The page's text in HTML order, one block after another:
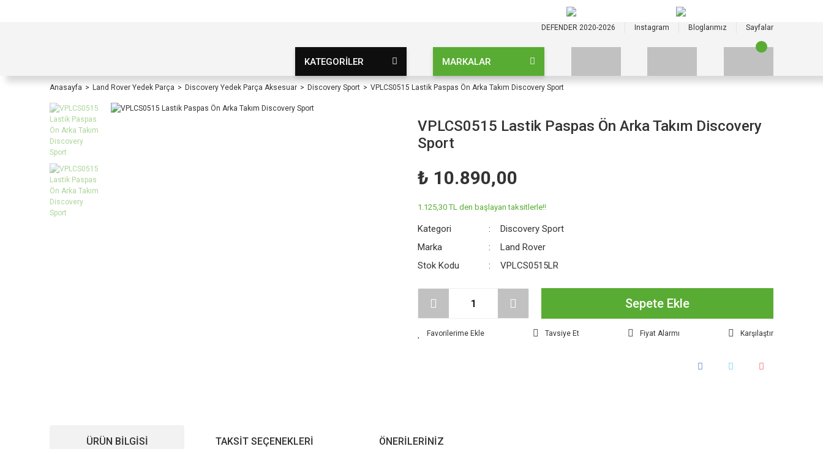
DEFENDER 2020-2026 Instagram Bloglarımız Sayfalar
KATEGORİLER MARKALAR
Anasayfa Land Rover Yedek Parça Discovery Yedek Parça Aksesuar Discovery Sport VPLCS0515 Lastik Paspas Ön Arka Takım Discovery Sport
VPLCS0515 Lastik Paspas Ön Arka Takım Discovery
Sport
₺ 10.890,00
1.125,30 TL den başlayan taksitlerle!!
Kategori
Discovery Sport
Marka
Land Rover
Stok Kodu
VPLCS0515LR
Sepete Ekle
Tavsiye Et Fiyat Alarmı Karşılaştır
ÜRÜN BILGISI TAKSIT SEÇENEKLERI ÖNERILERINIZ